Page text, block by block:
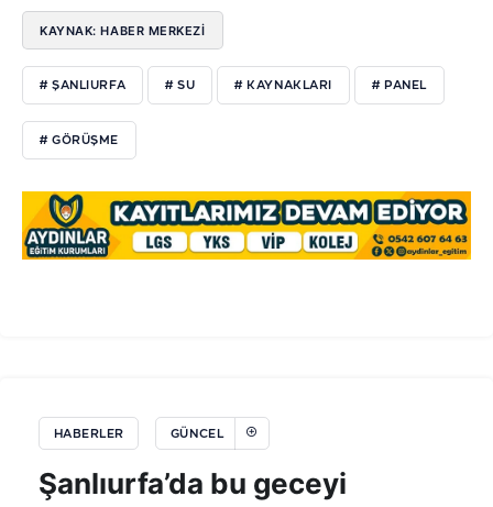
KAYNAK: HABER MERKEZİ
# ŞANLIURFA # SU # KAYNAKLARI # PANEL
# GÖRÜŞME
HABERLER GÜNCEL
Şanlıurfa’da bu geceyi